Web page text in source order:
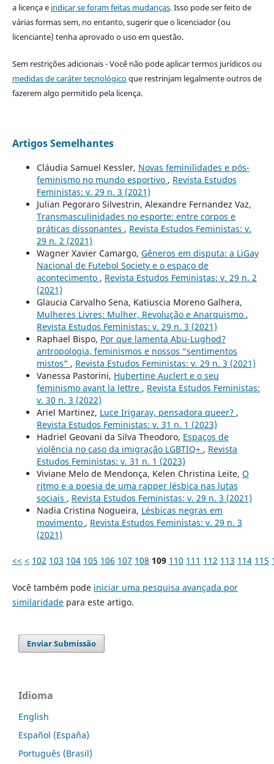
a licença e indicar se foram feitas mudanças. Isso pode ser feito de
várias formas sem, no entanto, sugerir que o licenciador (ou
licenciante) tenha aprovado o uso em questão.
Sem restrições adicionais - Você não pode aplicar termos jurídicos ou
medidas de caráter tecnológicoque restrinjam legalmente outros de
fazerem algo permitido pela licença.
Artigos Semelhantes
Cláudia Samuel Kessler, Novas feminilidades e pós-
feminismo no mundo esportivo , Revista Estudos
Feministas: v. 29 n. 3 (2021)
Julian Pegoraro Silvestrin, Alexandre Fernandez Vaz,
Transmasculinidades no esporte: entre corpos e
práticas dissonantes , Revista Estudos Feministas: v.
29 n. 2 (2021)
Wagner Xavier Camargo, Gêneros em disputa: a LiGay
Nacional de Futebol Society e o espaço de
acontecimento , Revista Estudos Feministas: v. 29 n. 2
(2021)
Glaucia Carvalho Sena, Katiuscia Moreno Galhera,
Mulheres Livres: Mulher, Revolução e Anarquismo ,
Revista Estudos Feministas: v. 29 n. 3 (2021)
Raphael Bispo, Por que lamenta Abu-Lughod?
antropologia, feminismos e nossos “sentimentos
mistos” , Revista Estudos Feministas: v. 29 n. 3 (2021)
Vanessa Pastorini, Hubertine Auclert e o seu
feminismo avant la lettre , Revista Estudos Feministas:
v. 30 n. 3 (2022)
Ariel Martinez, Luce Irigaray, pensadora queer? ,
Revista Estudos Feministas: v. 31 n. 1 (2023)
Hadriel Geovani da Silva Theodoro, Espaços de
violência no caso da imigração LGBTIQ+ , Revista
Estudos Feministas: v. 31 n. 1 (2023)
Viviane Melo de Mendonça, Kelen Christina Leite, O
ritmo e a poesia de uma rapper lésbica nas lutas
sociais , Revista Estudos Feministas: v. 29 n. 3 (2021)
Nadia Cristina Nogueira, Lésbicas negras em
movimento , Revista Estudos Feministas: v. 29 n. 3
(2021)
<< < 102 103 104 105 106 107 108 109 110 111 112 113 114 115
Você também pode iniciar uma pesquisa avançada por
similaridadepara este artigo.
Enviar Submissão
Idioma
English
Español (España)
Português (Brasil)